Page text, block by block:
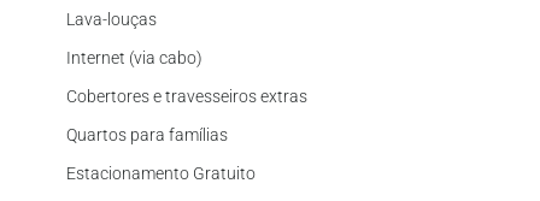
Lava-louças
Internet (via cabo)
Cobertores e travesseiros extras
Quartos para famílias
Estacionamento Gratuito